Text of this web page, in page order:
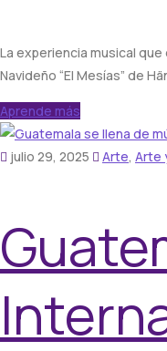
La experiencia musical
Navideño “El Mesías” de
Aprende más
julio 29, 2025 Arte, Arte